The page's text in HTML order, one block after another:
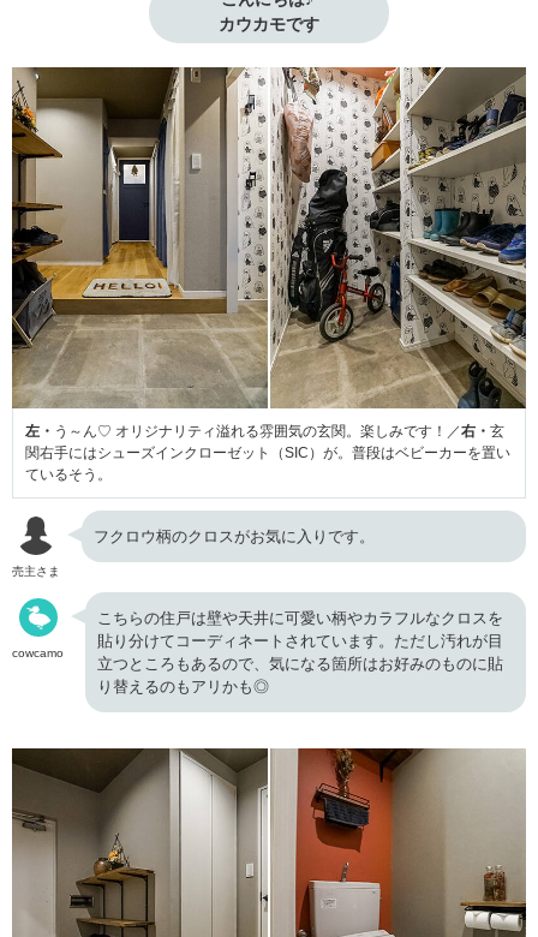
カウカモです
左・ う～ん♡ オリジナリティ溢れる雰囲気の玄関。楽しみです！／右・ 玄
関右手にはシューズインクローゼット（SIC）が。普段はベビーカーを置い
ているそう。
売主さま
フクロウ柄のクロスがお気に入りです。
cowcamo
こちらの住戸は壁や天井に可愛い柄やカラフルなクロスを
貼り分けてコーディネートされています。ただし汚れが目
立つところもあるので、気になる箇所はお好みのものに貼
り替えるのもアリかも◎